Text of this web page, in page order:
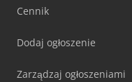
Cennik
Dodaj ogłoszenie
Zarządzaj ogłoszeniami